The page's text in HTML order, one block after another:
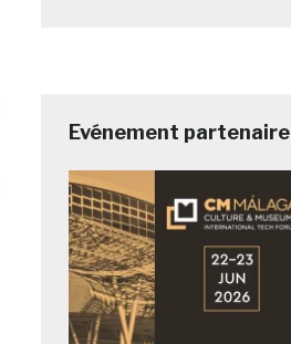
Evénement partenaire